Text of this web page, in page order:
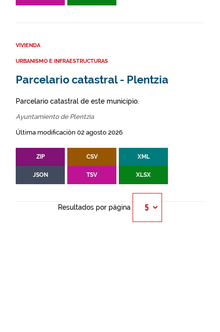
VIVIENDA
URBANISMO E INFRAESTRUCTURAS
Parcelario catastral - Plentzia
Parcelario catastral de este municipio.
Ayuntamiento de Plentzia
Última modificación 02 agosto 2026
ZIP CSV XML
JSON TSV XLSX
Resultados por página